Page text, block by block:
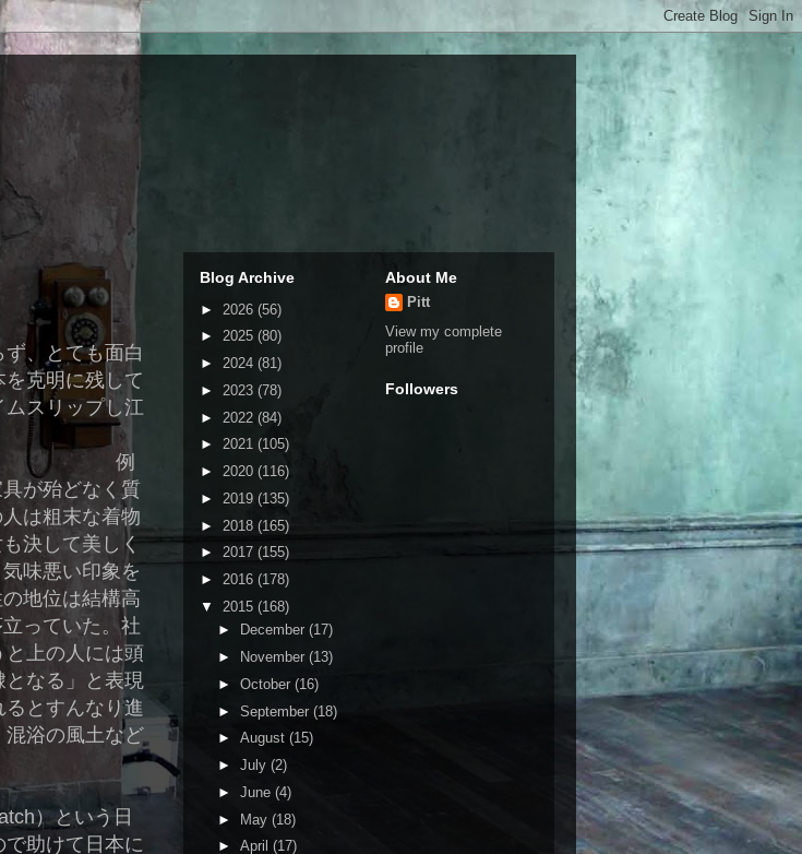
、とても面白
克明に残して
ムスリップし江
が殆どなく質
は粗末な着物
決して美しく
味悪い印象を
地位は結構高
っていた。社
上の人には頭
なる」と表現
とすんなり進
混浴の風土など
）という日
助けて日本に
Blog Archive
► 2026 (56)
► 2025 (80)
► 2024 (81)
► 2023 (78)
► 2022 (84)
► 2021 (105)
► 2020 (116)
► 2019 (135)
► 2018 (165)
► 2017 (155)
► 2016 (178)
▼ 2015 (168)
►
December (17)
►
November (13)
► October (16)
► September (18)
► August (15)
► July (2)
► June (4)
► May (18)
► April (17)
About Me
Pitt
View my complete
profile
Followers